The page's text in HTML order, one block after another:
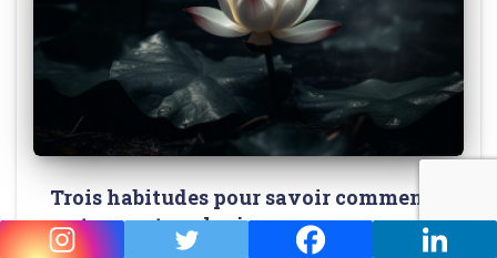
Trois habitudes pour savoir comment
rester zen tous les jours